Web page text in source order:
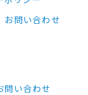
お問い合わせ
問い合わせ